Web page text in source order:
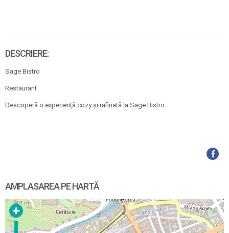
DESCRIERE:
Sage Bistro
Restaurant
Descoperă o experiență cozy și rafinată la Sage Bistro
AMPLASAREA PE HARTĂ